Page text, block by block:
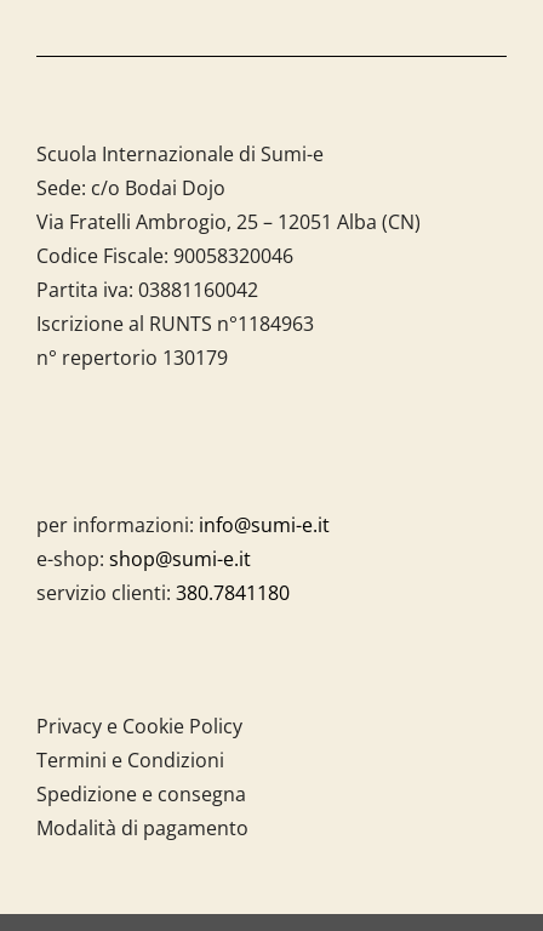
Scuola Internazionale di Sumi-e
Sede: c/o Bodai Dojo
Via Fratelli Ambrogio, 25 – 12051 Alba (CN)
Codice Fiscale: 90058320046
Partita iva: 03881160042
Iscrizione al RUNTS n°1184963
n° repertorio 130179
per informazioni: info@sumi-e.it
e-shop: shop@sumi-e.it
servizio clienti: 380.7841180
Privacy e Cookie Policy
Termini e Condizioni
Spedizione e consegna
Modalità di pagamento